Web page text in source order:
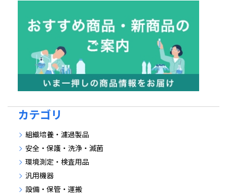
カテゴリ
組織培養・濾過製品
安全・保護・洗浄・滅菌
環境測定・検査用品
汎用機器
設備・保管・運搬